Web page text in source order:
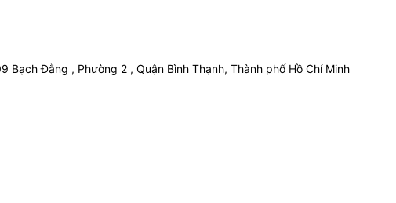
Bạch Đằng , Phường 2 , Quận Bình Thạnh, Thành phố Hồ Chí Minh